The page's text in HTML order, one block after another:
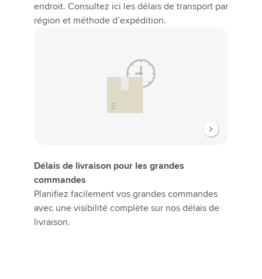
endroit. Consultez ici les délais de transport par
région et méthode d’expédition.
Délais de livraison pour les grandes
commandes
Planifiez facilement vos grandes commandes
avec une visibilité complète sur nos délais de
livraison.